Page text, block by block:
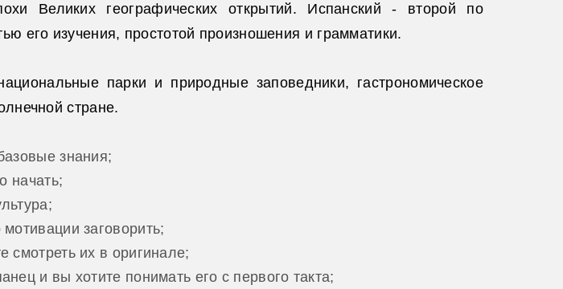
Великих географических открытий. Испанский - второй по
его изучения, простотой произношения и грамматики.
парки и природные заповедники, гастрономическое
стране.
знания;
начать;
заговорить;
смотреть их в оригинале;
и вы хотите понимать его с первого такта;